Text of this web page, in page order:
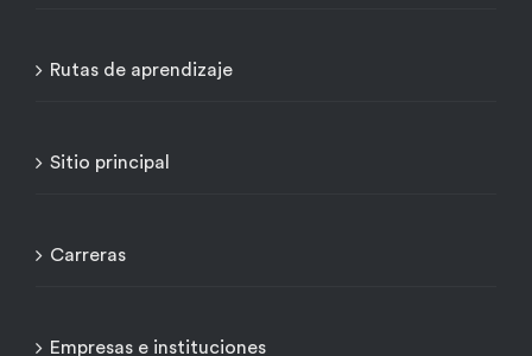
Rutas de aprendizaje
Sitio principal
Carreras
Empresas e instituciones